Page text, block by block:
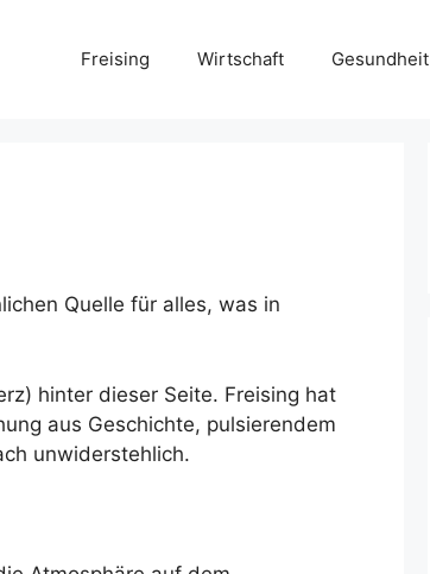
Freising Wirtschaft Gesundheit
Quelle für alles, was in
hinter dieser Seite. Freising hat
aus Geschichte, pulsierendem
unwiderstehlich.